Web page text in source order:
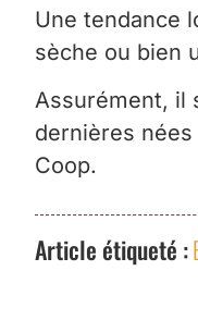
Une tendance
sèche ou bien
Assurément, il
dernières
Coop.
Article étiqueté :